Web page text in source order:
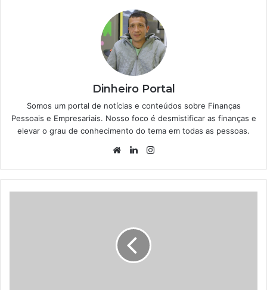
Dinheiro Portal
Somos um portal de notícias e conteúdos sobre Finanças
Pessoais e Empresariais. Nosso foco é desmistificar as finanças e
elevar o grau de conhecimento do tema em todas as pessoas.
WebsiteLinkedin